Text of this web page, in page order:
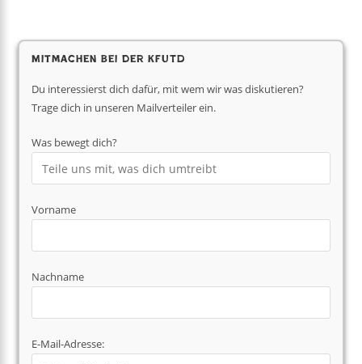
Mitmachen bei der KfUTD
Du interessierst dich dafür, mit wem wir was diskutieren?
Trage dich in unseren Mailverteiler ein.
Was bewegt dich?
Vorname
Nachname
E-Mail-Adresse: